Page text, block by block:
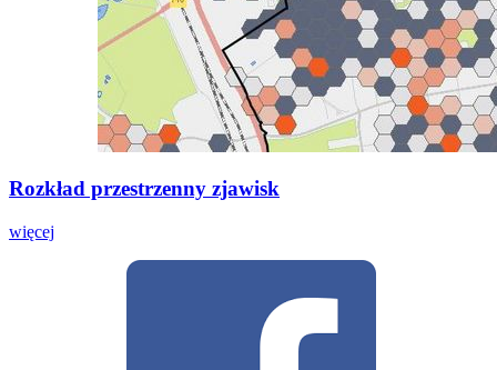
Rozkład przestrzenny zjawisk
więcej